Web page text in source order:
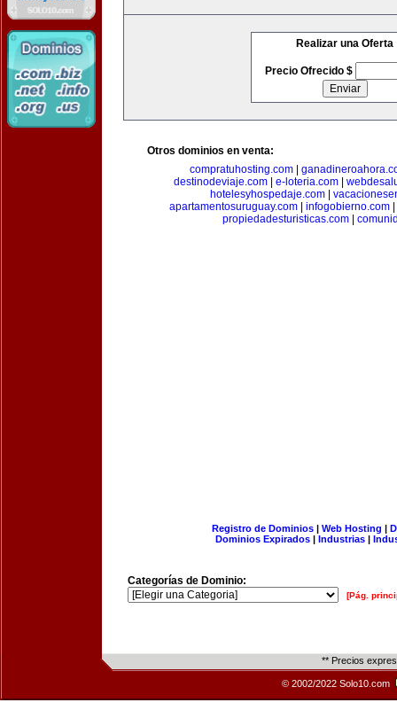
Realizar una Oferta
Precio Ofrecido $
Otros dominios en venta:
compratuhosting.com|
destinodeviaje.com
e-loteria.com
hotelesyhospedaje.com
apartamentosuruguay.com
infogobierno.com
propiedadesturisticas.com|
Registro de Dominios| Web Hosting |
Dominios Expirados | Industrias |
Categorías de Dominio:
[Pág.
** Precios
© 2002/2022 Solo10.com